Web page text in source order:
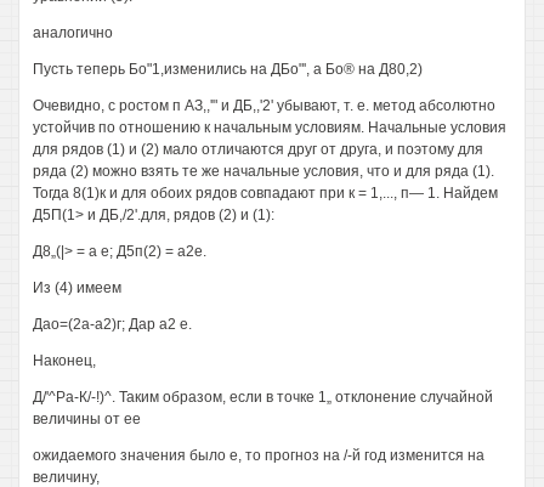
аналогично
Пусть теперь Бо"1,изменились на ДБо"', а Бо® на Д80,2)
Очевидно, с ростом п АЗ,,'" и ДБ,,'2' убывают, т. е. метод абсолютно
устойчив по отношению к начальным условиям. Начальные условия
для рядов (1) и (2) мало отличаются друг от друга, и поэтому для
ряда (2) можно взять те же начальные условия, что и для ряда (1).
Тогда 8(1)к и для обоих рядов совпадают при к = 1,..., п— 1. Найдем
Д5П(1> и ДБ,/2'.для, рядов (2) и (1):
Д8„(|> = а е; Д5п(2) = а2е.
Из (4) имеем
Дао=(2а-а2)г; Дар а2 е.
Наконец,
Д/'^Ра-К/-!)^. Таким образом, если в точке 1„ отклонение случайной
величины от ее
ожидаемого значения было е, то прогноз на /-й год изменится на
величину,